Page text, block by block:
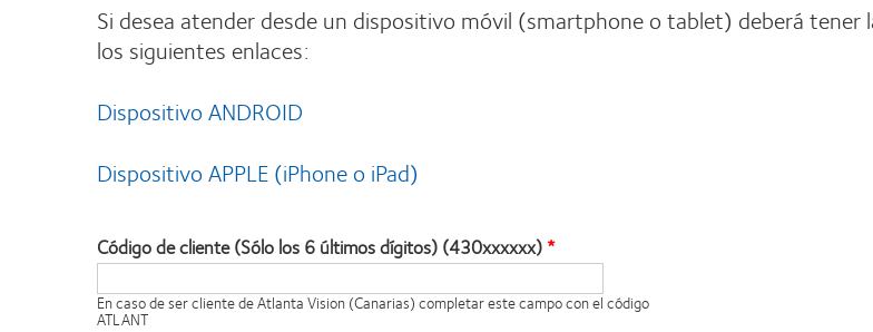
Si desea atender desde un dispositivo móvil (smartphone o tablet) deberá
los siguientes enlaces:
Dispositivo ANDROID
Dispositivo APPLE (iPhone o iPad)
Código de cliente (Sólo los 6 últimos dígitos) (430xxxxxx)
En caso de ser cliente de Atlanta Vision (Canarias) completar este campo con el código
ATLANT